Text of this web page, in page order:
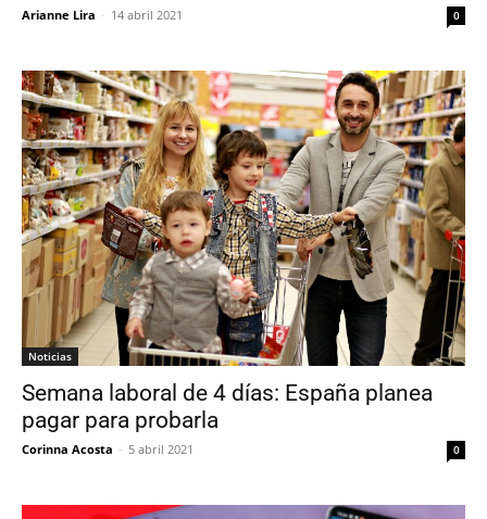
Arianne Lira - 14 abril 2021 0
Noticias
Semana laboral de 4 días: España planea
pagar para probarla
Corinna Acosta - 5 abril 2021 0